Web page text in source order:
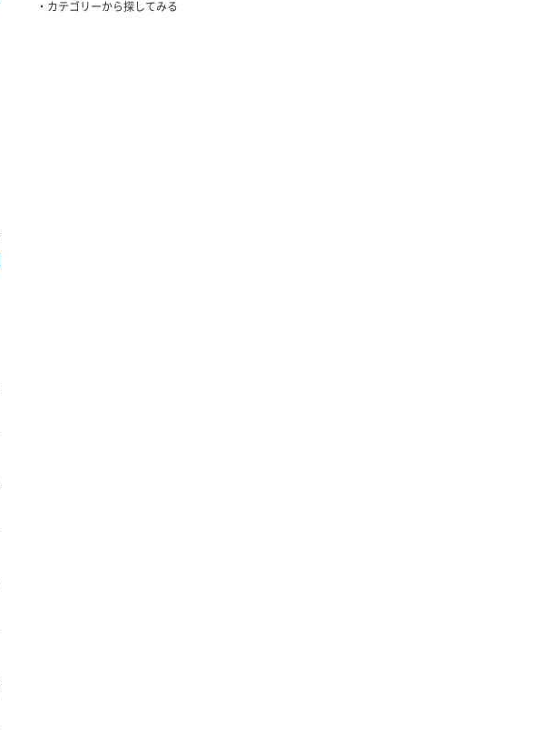
カテゴリーから探してみる